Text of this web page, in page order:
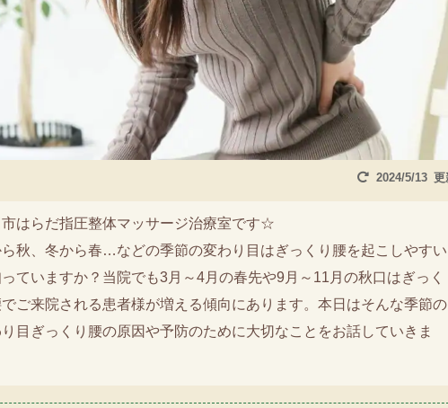
2024/5/13
市はらだ指圧整体マッサージ治療室です☆
ら秋、冬から春…などの季節の変わり目はぎっくり腰を起こしやすい
っていますか？当院でも3月～4月の春先や9月～11月の秋口はぎっく
でご来院される患者様が増える傾向にあります。本日はそんな季節の
目ぎっくり腰の原因や予防のために大切なことをお話していきま